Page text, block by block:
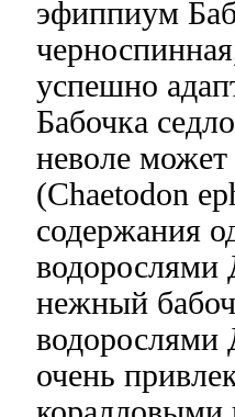
эфиппиум
успешно
Бабочка
неволе
(Chaetodon
содержания
водорослями
нежный
водорослями
очень